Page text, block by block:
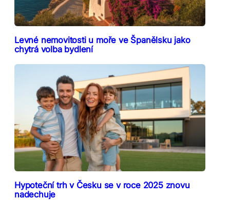
Levné nemovitosti u moře ve Španělsku jako
chytrá volba bydlení
Hypoteční trh v Česku se v roce 2025 znovu
nadechuje